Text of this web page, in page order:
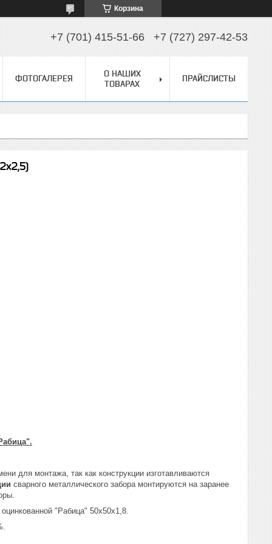
Корзина
+7 (701) 415-51-66 +7 (727) 297-42-53
ФОТОГАЛЕРЕЯ
О НАШИХ
ТОВАРАХ
ПРАЙСЛИСТЫ
для монтажа, так как конструкции изготавливаются
сварного металлического забора монтируются на заранее
"Рабица" 50х50х1,8.